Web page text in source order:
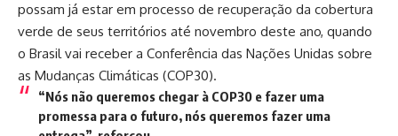
possam já estar em processo de recuperação da cobertura
verde de seus territórios até novembro deste ano, quando
o Brasil vai receber a Conferência das Nações Unidas sobre
as Mudanças Climáticas (COP30).
“Nós não queremos chegar à COP30 e fazer uma
promessa para o futuro, nós queremos fazer uma